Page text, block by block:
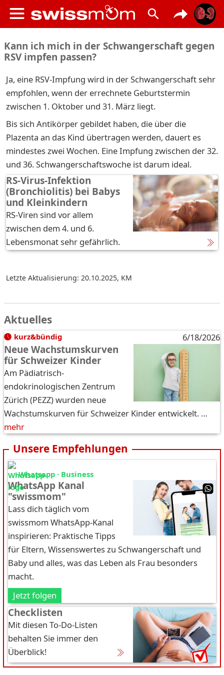
Kann ich mich in der Schwangerschaft gegen
RSV impfen passen?
Ja, eine RSV-Impfung wird in der Schwangerschaft sehr
empfohlen, wenn der errechnete Geburtstermin
zwischen 1. Oktober und 31. März liegt.
Bis sich Antikörper gebildet haben, die über die
Plazenta an das Kind übertragen werden, dauert es
mindestes zwei Wochen. Eine Impfung zwischen der 32.
und 36. Schwangerschaftswoche ist darum ideal.
RS-Virus-Infektion
(Bronchiolitis) bei Babys
und Kleinkindern
RS-Viren sind vor allem
zwischen dem 4. und 6.
Lebensmonat sehr gefährlich.
Letzte Aktualisierung: 20.10.2025, KM
Aktuelles
kurz&bündig 6/18/2026
Neue Wachstumskurven
für Schweizer Kinder
Am Pädiatrisch-
endokrinologischen Zentrum
Zürich (PEZZ) wurden neue
Wachstumskurven für Schweizer Kinder entwickelt. …
mehr
Unsere Empfehlungen
Whatsapp · Business
WhatsApp Kanal
"swissmom"
Lass dich täglich vom
swissmom WhatsApp-Kanal
inspirieren: Praktische Tipps
für Eltern, Wissenswertes zu Schwangerschaft und
Baby und alles, was das Leben als Frau besonders
macht.
Jetzt folgen
Checklisten
Mit diesen To-Do-Listen
behalten Sie immer den
Überblick!